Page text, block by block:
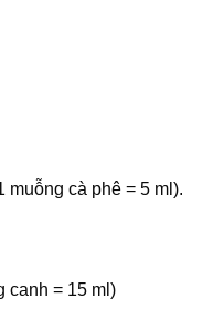
muỗng cà phê = 5 ml).
canh = 15 ml)